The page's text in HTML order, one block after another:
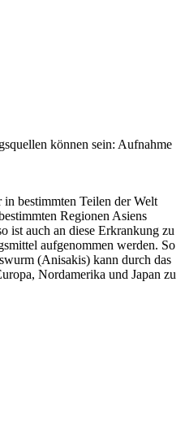
können sein: Aufnahme
bestimmten Teilen der Welt
Regionen Asiens
ist auch an diese Erkrankung zu
aufgenommen werden. So
(Anisakis) kann durch das
Nordamerika und Japan zu